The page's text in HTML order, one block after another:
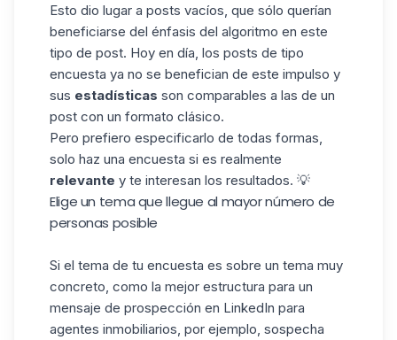
Esto dio lugar a posts vacíos, que sólo querían
beneficiarse del énfasis del algoritmo en este
tipo de post. Hoy en día, los posts de tipo
encuesta ya no se benefician de este impulso y
sus estadísticas son comparables a las de un
post con un formato clásico.
Pero prefiero especificarlo de todas formas,
solo haz una encuesta si es realmente
relevante y te interesan los resultados. 💡
Elige un tema que llegue al mayor número de
personas posible
Si el tema de tu encuesta es sobre un tema muy
concreto, como la mejor estructura para un
mensaje de prospección en LinkedIn para
agentes inmobiliarios, por ejemplo, sospecha